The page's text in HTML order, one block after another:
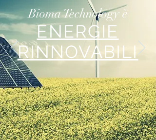
Bioma Technology è
ENERGIE
RINNOVABILI